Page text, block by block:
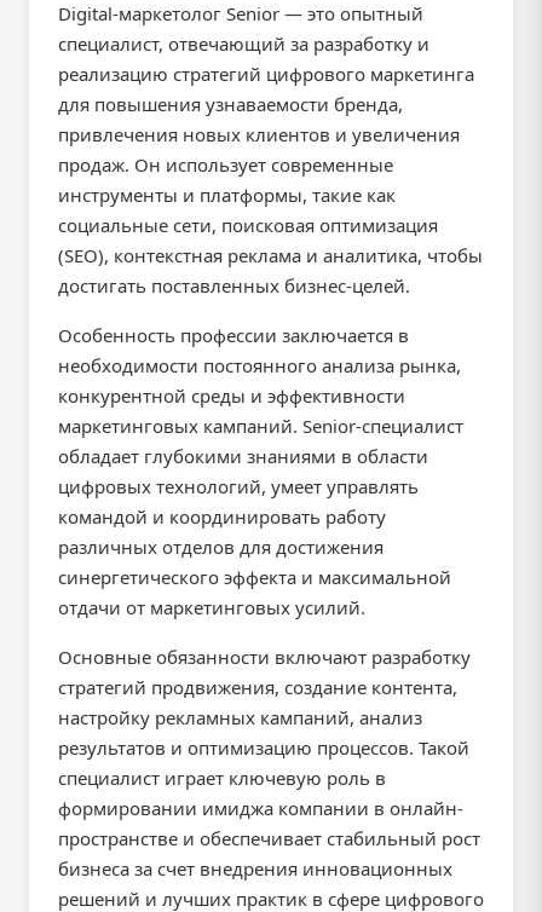
Digital-маркетолог Senior — это опытный
специалист, отвечающий за разработку и
реализацию стратегий цифрового маркетинга
для повышения узнаваемости бренда,
привлечения новых клиентов и увеличения
продаж. Он использует современные
инструменты и платформы, такие как
социальные сети, поисковая оптимизация
(SEO), контекстная реклама и аналитика, чтобы
достигать поставленных бизнес-целей.
Особенность профессии заключается в
необходимости постоянного анализа рынка,
конкурентной среды и эффективности
маркетинговых кампаний. Senior-специалист
обладает глубокими знаниями в области
цифровых технологий, умеет управлять
командой и координировать работу
различных отделов для достижения
синергетического эффекта и максимальной
отдачи от маркетинговых усилий.
Основные обязанности включают разработку
стратегий продвижения, создание контента,
настройку рекламных кампаний, анализ
результатов и оптимизацию процессов. Такой
специалист играет ключевую роль в
формировании имиджа компании в онлайн-
пространстве и обеспечивает стабильный рост
бизнеса за счет внедрения инновационных
решений и лучших практик в сфере цифрового